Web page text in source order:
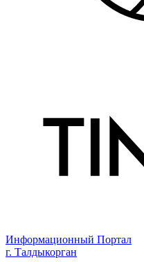
Информационный Портал
г. Талдыкорган